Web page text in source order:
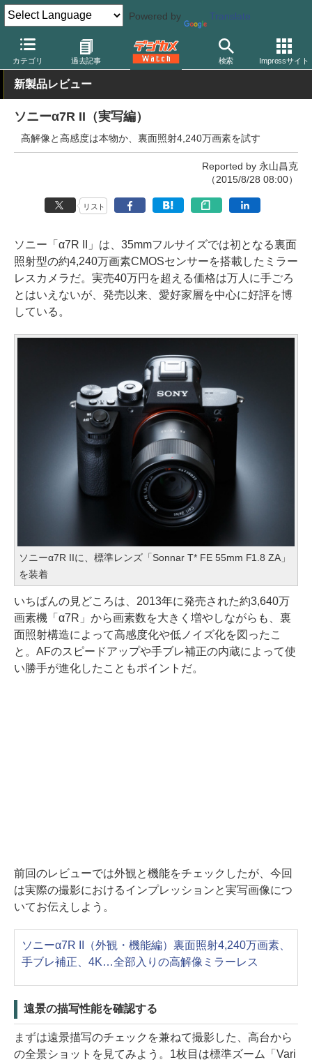
Powered by Translate
カテゴリ 過去記事 検索 Impressサイト
デジカメ Watch カメラ ミラーレスカメラ ソニー
新製品レビュー
ソニーα7R II（実写編）
高解像と高感度は本物か、裏面照射4,240万画素を試す
Reported by 永山昌克
（2015/8/28 08:00）
リスト
ソニー「α7R II」は、35mmフルサイズでは初となる裏面
照射型の約4,240万画素CMOSセンサーを搭載したミラー
レスカメラだ。実売40万円を超える価格は万人に手ごろ
とはいえないが、発売以来、愛好家層を中心に好評を博
している。
ソニーα7R IIに、標準レンズ「Sonnar T* FE 55mm F1.8 ZA」
を装着
いちばんの見どころは、2013年に発売された約3,640万
画素機「α7R」から画素数を大きく増やしながらも、裏
面照射構造によって高感度化や低ノイズ化を図ったこ
と。AFのスピードアップや手ブレ補正の内蔵によって使
い勝手が進化したこともポイントだ。
前回のレビューでは外観と機能をチェックしたが、今回
は実際の撮影におけるインプレッションと実写画像につ
いてお伝えしよう。
ソニーα7R II（外観・機能編）裏面照射4,240万画素、
手ブレ補正、4K…全部入りの高解像ミラーレス
遠景の描写性能を確認する
まずは遠景描写のチェックを兼ねて撮影した、高台から
の全景ショットを見てみよう。1枚目は標準ズーム「Vari